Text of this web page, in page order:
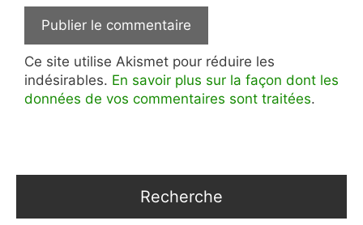
Ce site utilise Akismet pour réduire les
indésirables. En savoir plus sur la façon dont les
données de vos commentaires sont traitées.
Recherche